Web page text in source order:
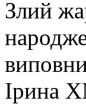
Злий
Ірина